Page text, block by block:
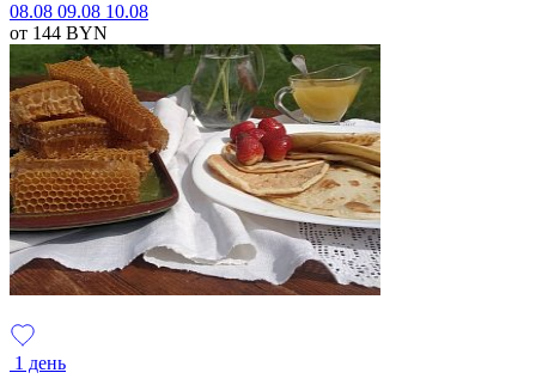
08.08 09.08 10.08
от 144 BYN
1 день